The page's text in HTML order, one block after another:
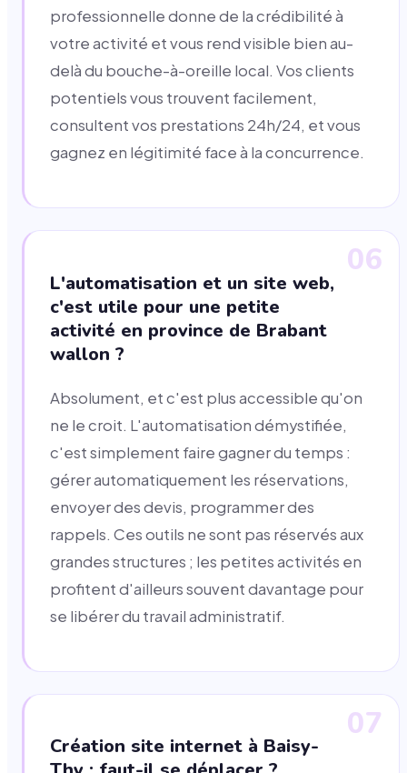
professionnelle donne de la crédibilité à
votre activité et vous rend visible bien au-
delà du bouche-à-oreille local. Vos clients
potentiels vous trouvent facilement,
consultent vos prestations 24h/24, et vous
gagnez en légitimité face à la concurrence.
06
L'automatisation et un site web,
c'est utile pour une petite
activité en province de Brabant
wallon ?
Absolument, et c'est plus accessible qu'on
ne le croit. L'automatisation démystifiée,
c'est simplement faire gagner du temps :
gérer automatiquement les réservations,
envoyer des devis, programmer des
rappels. Ces outils ne sont pas réservés aux
grandes structures ; les petites activités en
profitent d'ailleurs souvent davantage pour
se libérer du travail administratif.
07
Création site internet à Baisy-